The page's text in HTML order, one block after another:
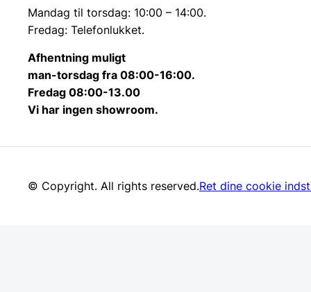
materialets naturlige modningsproces og tekniske
Mandag til torsdag: 10:00 – 14:00.
Fredag: Telefonlukket.
Afhentning muligt
man-torsdag fra 08:00-16:00.
Fredag 08:00-13.00
Vi har ingen showroom.
© Copyright. All rights reserved.Ret dine cookie